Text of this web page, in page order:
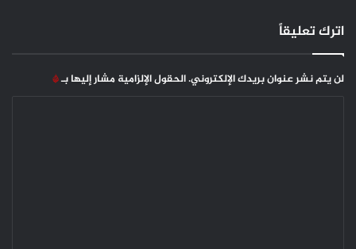
اترك تعليقاً
لن يتم نشر عنوان بريدك الإلكتروني.الحقول الإلزامية مشار إليها بـ*